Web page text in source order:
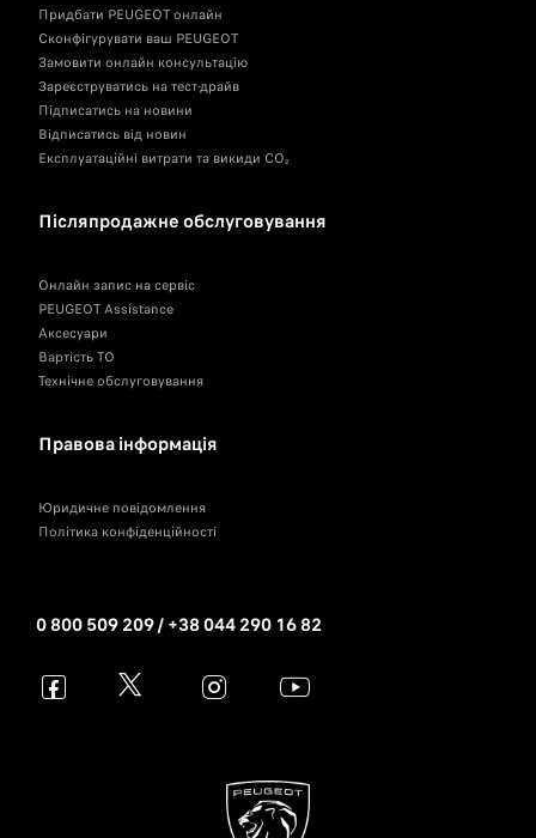
Придбати PEUGEOT онлайн
Сконфігурувати ваш PEUGEOT
Замовити онлайн консультацію
Зареєструватись на тест-драйв
Підписатись на новини
Відписатись від новин
Експлуатаційні витрати та викиди CO₂
Післяпродажне обслуговування
Онлайн запис на сервіс
PEUGEOT Assistance
Аксесуари
Вартість ТО
Технічне обслуговування
Правова інформація
Юридичне повідомлення
Політика конфіденційності
0 800 509 209 / +38 044 290 16 82